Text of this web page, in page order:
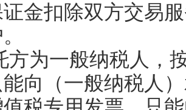
金扣除双方交易
方为一般纳税人，
向（一般纳税人